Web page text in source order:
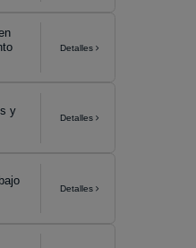
Detalles
y
Detalles
Detalles